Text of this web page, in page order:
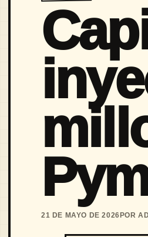
21 DE MAYO DE 2026 POR